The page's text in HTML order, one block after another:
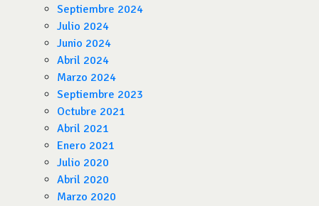
Septiembre 2024
Julio 2024
Junio 2024
Abril 2024
Marzo 2024
Septiembre 2023
Octubre 2021
Abril 2021
Enero 2021
Julio 2020
Abril 2020
Marzo 2020